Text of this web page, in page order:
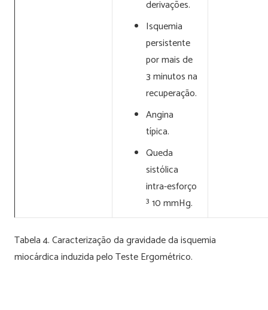
derivações.
Isquemia
persistente
por mais de
3 minutos na
recuperação.
Angina
típica.
Queda
sistólica
intra-esforço
³ 10 mmHg.
Tabela 4. Caracterização da gravidade da isquemia
miocárdica induzida pelo Teste Ergométrico.